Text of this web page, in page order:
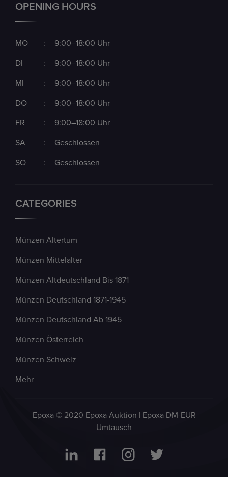
OPENING HOURS
MO : 9:00–18:00 Uhr
DI : 9:00–18:00 Uhr
MI : 9:00–18:00 Uhr
DO : 9:00–18:00 Uhr
FR : 9:00–18:00 Uhr
SA : Geschlossen
SO : Geschlossen
CATEGORIES
Münzen Altertum
Münzen Mittelalter
Münzen Altdeutschland Bis 1871
Münzen Deutschland 1871-1945
Münzen Deutschland Ab 1945
Münzen Österreich
Münzen Schweiz
Mehr
Epoxa © 2020 Epoxa Auktion | Epoxa DM-EUR
Umtausch